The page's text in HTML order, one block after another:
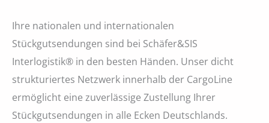
Ihre nationalen und internationalen
Stückgutsendungen sind bei Schäfer&SIS
Interlogistik® in den besten Händen. Unser dicht
strukturiertes Netzwerk innerhalb der CargoLine
ermöglicht eine zuverlässige Zustellung Ihrer
Stückgutsendungen in alle Ecken Deutschlands.